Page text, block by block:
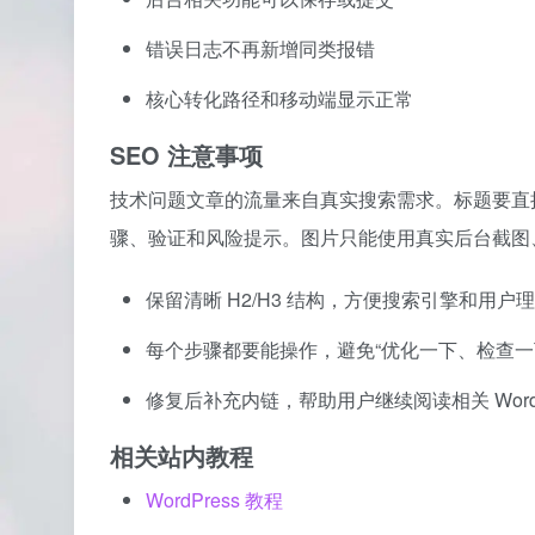
错误日志不再新增同类报错
核心转化路径和移动端显示正常
SEO 注意事项
技术问题文章的流量来自真实搜索需求。标题要
骤、验证和风险提示。图片只能使用真实后台截
保留清晰 H2/H3 结构，方便搜索引擎和用户
每个步骤都要能操作，避免“优化一下、检查
修复后补充内链，帮助用户继续阅读相关
相关站内教程
WordPress 教程